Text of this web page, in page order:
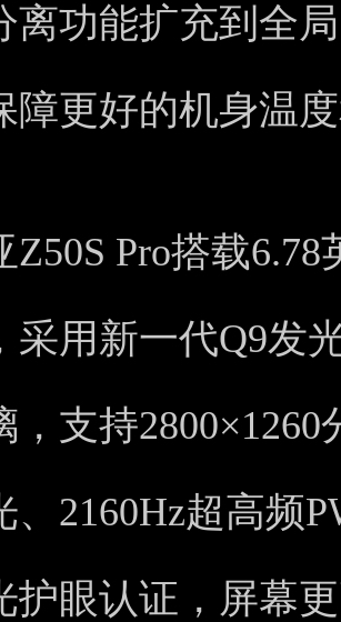
离功能扩充到全
障更好的机身温
Z50S Pro搭载
采用新一代Q9发
，支持
、2160Hz超高频
护眼认证，屏幕